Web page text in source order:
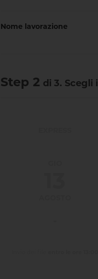
Nome lavorazione
Step 2 di 3. Scegli